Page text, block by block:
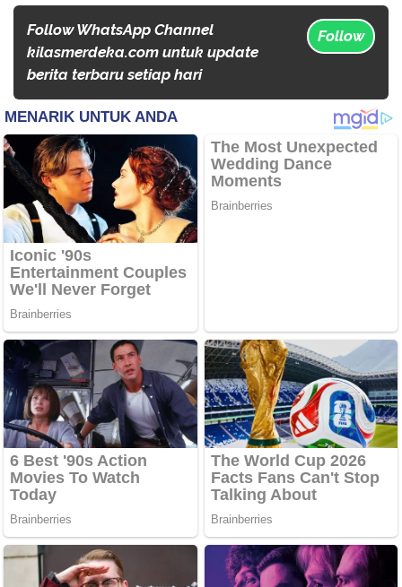
Follow WhatsApp Channel
kilasmerdeka.com untuk update
berita terbaru setiap hari
Follow